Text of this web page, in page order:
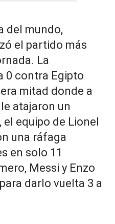
del mundo,
el partido más
La
0 contra Egipto
mitad donde a
atajaron un
equipo de Lionel
una ráfaga
en solo 11
Messi y Enzo
darlo vuelta 3 a